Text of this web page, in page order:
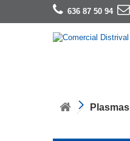
636 87 50 94
Plasmas